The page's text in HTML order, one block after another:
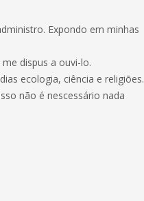
Expondo em minhas
dispus a ouvi-lo.
ecologia, ciência e religiões.
não é nescessário nada